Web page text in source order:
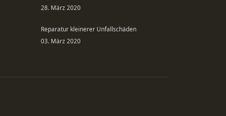
28. März 2020
Reparatur kleinerer Unfallschäden
03. März 2020